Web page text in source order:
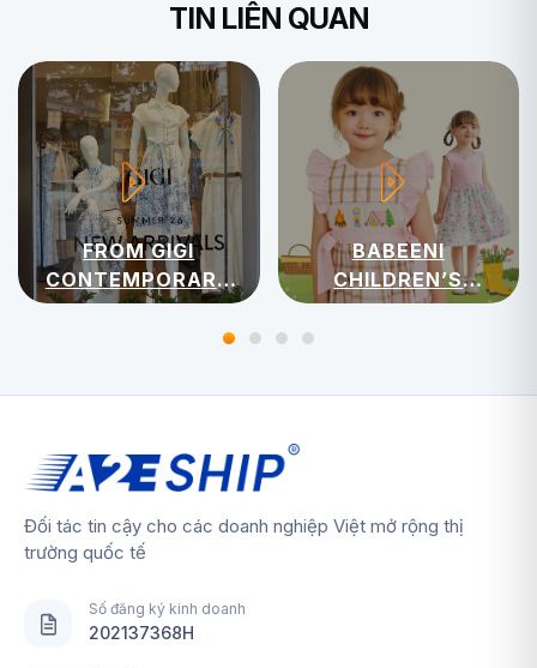
TIN LIÊN QUAN
FROM GIGI
CONTEMPORARY
WOMENSWEAR
BABEENI
CHILDREN’S
APPAREL
Đối tác tin cậy cho các doanh nghiệp Việt mở rộng thị
trường quốc tế
Số đăng ký kinh doanh
202137368H